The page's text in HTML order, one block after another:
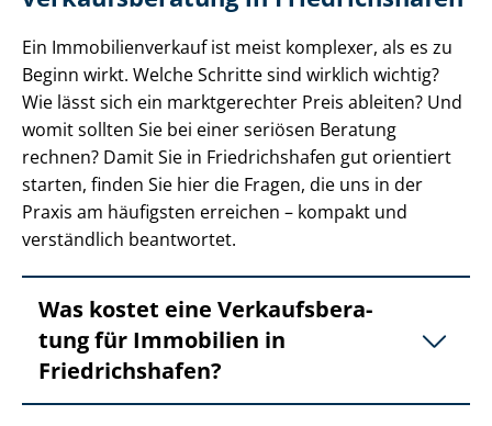
Ein Im­mo­bi­li­en­ver­kauf ist meist komplexer, als es zu
Beginn wirkt. Welche Schritte sind wirklich wichtig?
Wie lässt sich ein marktgerechter Preis ableiten? Und
womit sollten Sie bei einer seriösen Beratung
rechnen? Damit Sie in Friedrichshafen gut orientiert
starten, finden Sie hier die Fragen, die uns in der
Praxis am häufigsten erreichen – kompakt und
verständlich beantwortet.
Was kostet eine Ver­kaufs­be­ra­
tung für Immobilien in
Friedrichshafen?